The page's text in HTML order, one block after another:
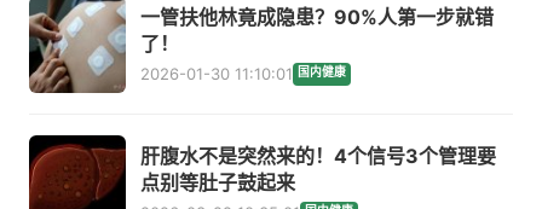
一管扶他林竟成隐患？90%人第一步就错
了！
2026-01-30 11:10:01 国内健康
肝腹水不是突然来的！4个信号3个管理要
点别等肚子鼓起来